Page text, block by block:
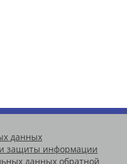
данных
защиты информации
данных обратной